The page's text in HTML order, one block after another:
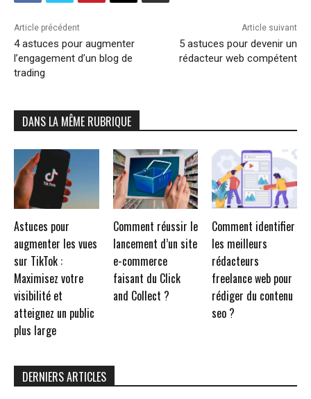
Article précédent
4 astuces pour augmenter
l’engagement d’un blog de
trading
Article suivant
5 astuces pour devenir un
rédacteur web compétent
DANS LA MÊME RUBRIQUE
Astuces pour
augmenter les vues
sur TikTok :
Maximisez votre
visibilité et
atteignez un public
plus large
Comment réussir le
lancement d’un site
e-commerce
faisant du Click
and Collect ?
Comment identifier
les meilleurs
rédacteurs
freelance web pour
rédiger du contenu
seo ?
DERNIERS ARTICLES